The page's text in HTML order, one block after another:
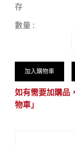
存
數量 :
加入購物車
如有需要加購品
物車」